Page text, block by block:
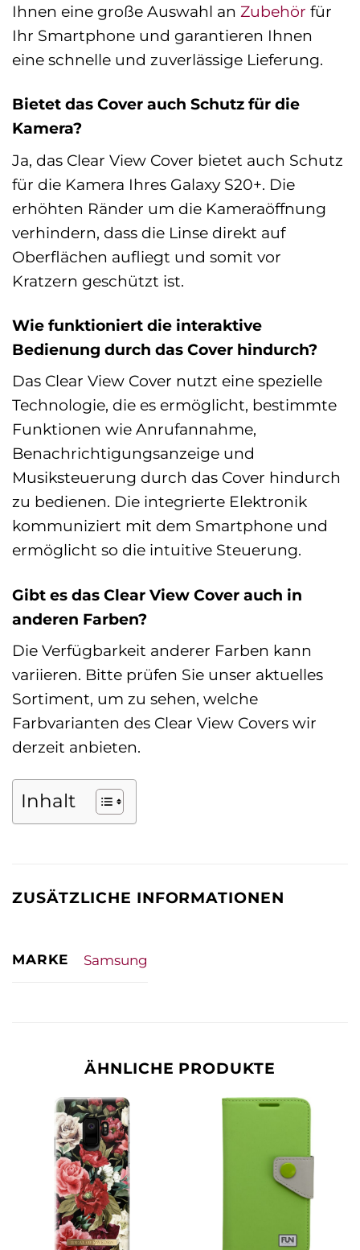
Ihnen eine große Auswahl an Zubehör für
Ihr Smartphone und garantieren Ihnen
eine schnelle und zuverlässige Lieferung.
Bietet das Cover auch Schutz für die
Kamera?
Ja, das Clear View Cover bietet auch Schutz
für die Kamera Ihres Galaxy S20+. Die
erhöhten Ränder um die Kameraöffnung
verhindern, dass die Linse direkt auf
Oberflächen aufliegt und somit vor
Kratzern geschützt ist.
Wie funktioniert die interaktive
Bedienung durch das Cover hindurch?
Das Clear View Cover nutzt eine spezielle
Technologie, die es ermöglicht, bestimmte
Funktionen wie Anrufannahme,
Benachrichtigungsanzeige und
Musiksteuerung durch das Cover hindurch
zu bedienen. Die integrierte Elektronik
kommuniziert mit dem Smartphone und
ermöglicht so die intuitive Steuerung.
Gibt es das Clear View Cover auch in
anderen Farben?
Die Verfügbarkeit anderer Farben kann
variieren. Bitte prüfen Sie unser aktuelles
Sortiment, um zu sehen, welche
Farbvarianten des Clear View Covers wir
derzeit anbieten.
Inhalt
ZUSÄTZLICHE INFORMATIONEN
MARKE Samsung
ÄHNLICHE PRODUKTE